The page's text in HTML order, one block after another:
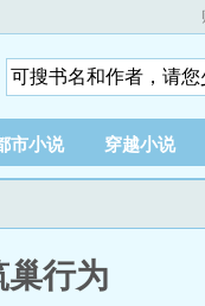
市小说 穿越小说
巢行为